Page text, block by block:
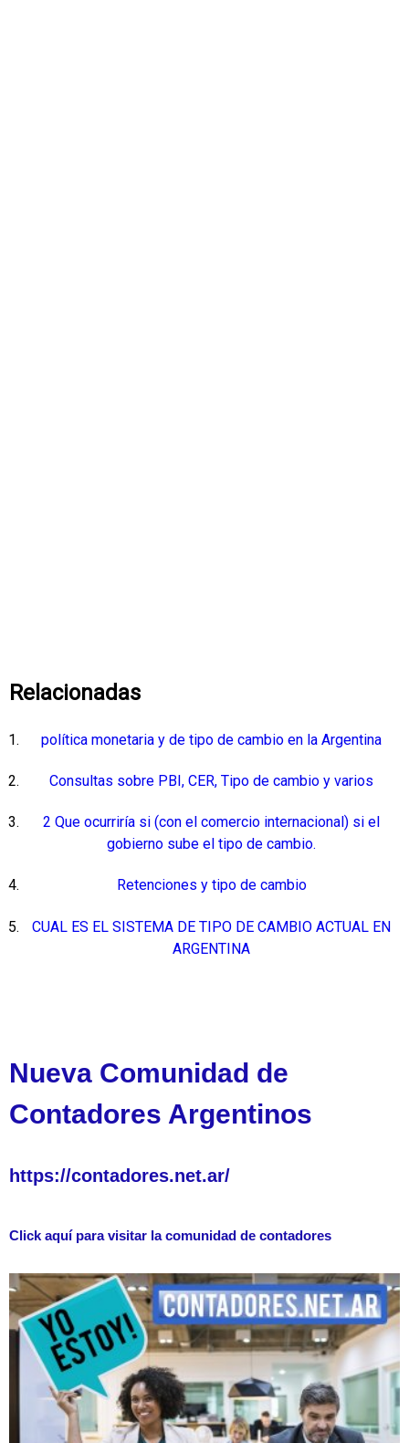
Relacionadas
política monetaria y de tipo de cambio en la Argentina
Consultas sobre PBI, CER, Tipo de cambio y varios
2 Que ocurriría si (con el comercio internacional) si el
gobierno sube el tipo de cambio.
Retenciones y tipo de cambio
CUAL ES EL SISTEMA DE TIPO DE CAMBIO ACTUAL EN
ARGENTINA
Nueva Comunidad de
Contadores Argentinos
https://contadores.net.ar/
Click aquí para visitar la comunidad de contadores